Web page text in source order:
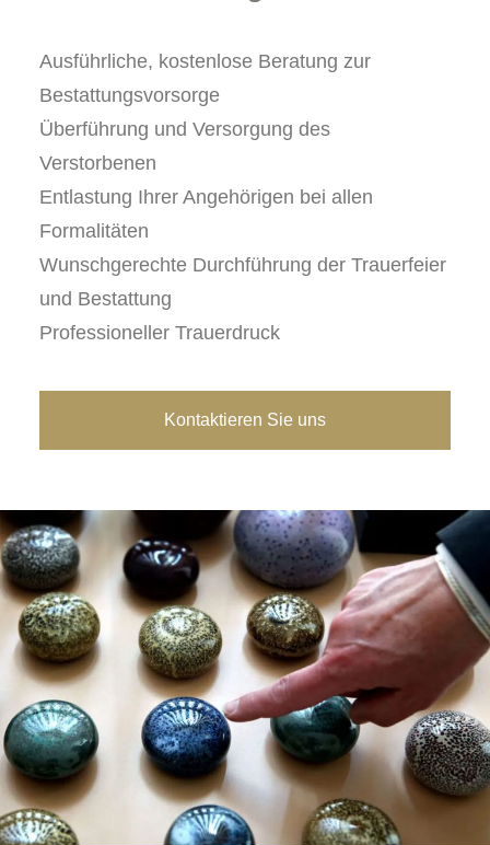
Ausführliche, kostenlose Beratung zur
Bestattungsvorsorge
Überführung und Versorgung des
Verstorbenen
Entlastung Ihrer Angehörigen bei allen
Formalitäten
Wunschgerechte Durchführung der Trauerfeier
und Bestattung
Professioneller Trauerdruck
Kontaktieren Sie uns